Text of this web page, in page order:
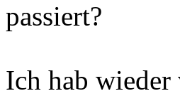
passiert?
Ich hab